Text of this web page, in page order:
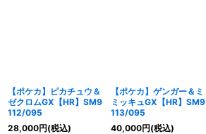
【ポケカ】ピカチュウ＆
ゼクロムGX【HR】SM9
112/095
28,000円(税込)
【ポケカ】ゲンガー＆ミ
ミッキュGX【HR】SM9
113/095
40,000円(税込)